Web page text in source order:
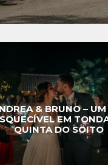
& BRUNO –
EM
QUINTA DO SOITO